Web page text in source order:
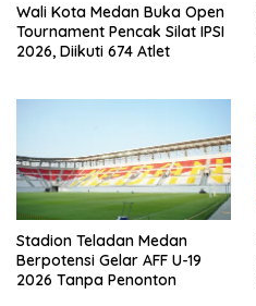
Wali Kota Medan Buka Open
Tournament Pencak Silat IPSI
2026, Diikuti 674 Atlet
Stadion Teladan Medan
Berpotensi Gelar AFF U-19
2026 Tanpa Penonton